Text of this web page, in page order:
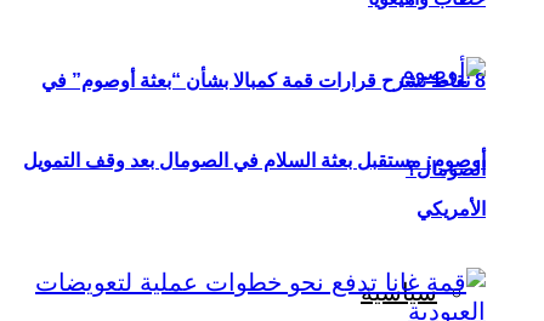
8 نقاط تشرح قرارات قمة كمبالا بشأن “بعثة أوصوم” في
الصومال؟
سياسية
أوصوم: مستقبل بعثة السلام في الصومال بعد وقف التمويل
الأمريكي